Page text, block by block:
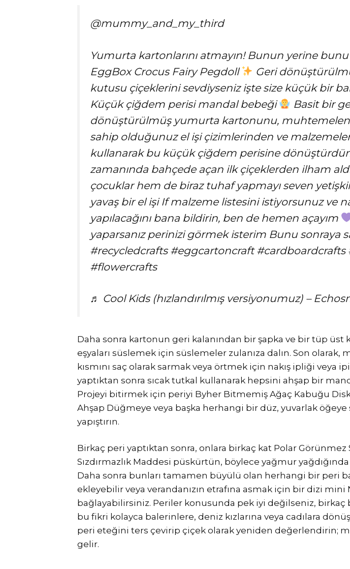
@mummy_and_my_third
Yumurta kartonlarını atmayın! Bunun yerine bunu
EggBox Crocus Fairy Pegdoll
Geri
kutusu çiçeklerini sevdiyseniz işte size küçük bir
Küçük çiğdem perisi mandal bebeği
Basit bir
dönüştürülmüş yumurta kartonunu, muhtemelen
sahip olduğunuz el işi çizimlerinden ve
kullanarak bu küçük çiğdem perisine
zamanında bahçede açan ilk çiçeklerden ilham
çocuklar hem de biraz tuhaf yapmayı seven
yavaş bir el işi If malzeme listesini istiyorsunuz ve
yapılacağını bana bildirin, ben de hemen açayım
yaparsanız perinizi görmek isterim Bunu sonraya
#recycledcrafts #eggcartoncraft #cardboardcrafts
#flowercrafts
♬ Cool Kids (hızlandırılmış versiyonumuz) –
Daha sonra kartonun geri kalanından bir şapka ve bir tüp üst
eşyaları süslemek için süslemeler zulanıza dalın. Son olarak,
kısmını saç olarak sarmak veya örtmek için nakış ipliği veya
yaptıktan sonra sıcak tutkal kullanarak hepsini ahşap bir
Projeyi bitirmek için periyi Byher Bitmemiş Ağaç Kabuğu
Ahşap Düğmeye veya başka herhangi bir düz, yuvarlak öğeye
yapıştırın.
Birkaç peri yaptıktan sonra, onlara birkaç kat Polar Görünmez
Sızdırmazlık Maddesi püskürtün, böylece yağmur
Daha sonra bunları tamamen büyülü olan herhangi bir peri
ekleyebilir veya verandanızın etrafına asmak için bir dizi mini
bağlayabilirsiniz. Periler konusunda pek iyi değilseniz, birkaç
bu fikri kolayca balerinlere, deniz kızlarına veya cadılara
peri eteğini ters çevirip çiçek olarak yeniden değerlendirin;
gelir.